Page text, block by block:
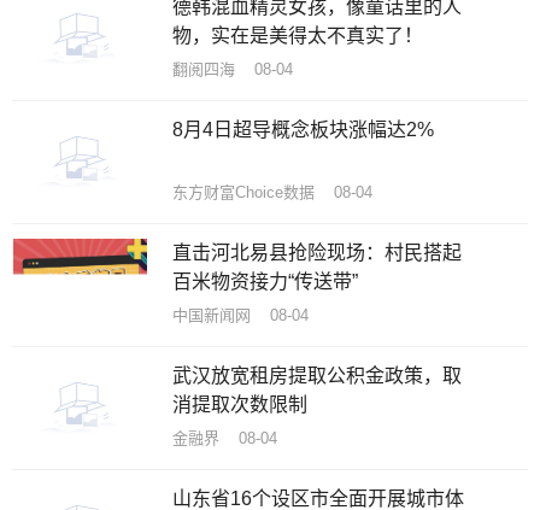
德韩混血精灵女孩，像童话里的人
物，实在是美得太不真实了！
翻阅四海 08-04
8月4日超导概念板块涨幅达2%
东方财富Choice数据 08-04
直击河北易县抢险现场：村民搭起
百米物资接力“传送带”
中国新闻网 08-04
武汉放宽租房提取公积金政策，取
消提取次数限制
金融界 08-04
山东省16个设区市全面开展城市体